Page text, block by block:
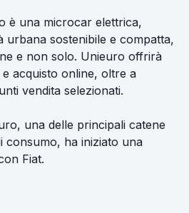
è una microcar elettrica,
urbana sostenibile e compatta,
e non solo. Unieuro offrirà
acquisto online, oltre a
vendita selezionati.
una delle principali catene
consumo, ha iniziato una
Fiat.